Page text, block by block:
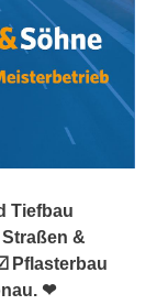
Tiefbau
&
Pflasterbau
❤